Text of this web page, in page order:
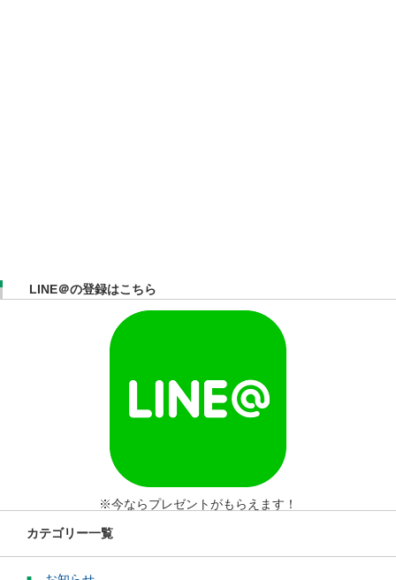
LINE＠の登録はこちら
※今ならプレゼントがもらえます！
カテゴリー一覧